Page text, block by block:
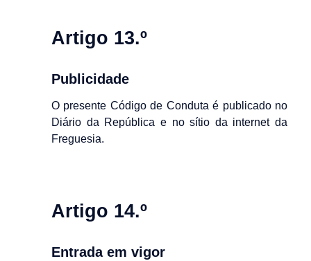
Artigo 13.º
Publicidade
O presente Código de Conduta é publicado no
Diário da República e no sítio da internet da
Freguesia.
Artigo 14.º
Entrada em vigor